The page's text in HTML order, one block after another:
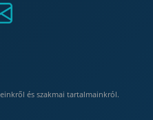
és szakmai tartalmainkról.